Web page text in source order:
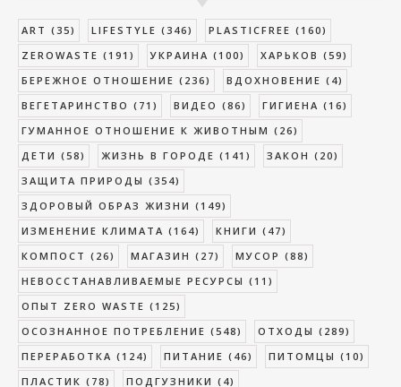
ART (35) LIFESTYLE (346) PLASTICFREE (160)
ZEROWASTE (191) УКРАИНА (100) ХАРЬКОВ (59)
БЕРЕЖНОЕ ОТНОШЕНИЕ (236) ВДОХНОВЕНИЕ (4)
ВЕГЕТАРИНСТВО (71) ВИДЕО (86) ГИГИЕНА (16)
ГУМАННОЕ ОТНОШЕНИЕ К ЖИВОТНЫМ (26)
ДЕТИ (58) ЖИЗНЬ В ГОРОДЕ (141) ЗАКОН (20)
ЗАЩИТА ПРИРОДЫ (354)
ЗДОРОВЫЙ ОБРАЗ ЖИЗНИ (149)
ИЗМЕНЕНИЕ КЛИМАТА (164) КНИГИ (47)
КОМПОСТ (26) МАГАЗИН (27) МУСОР (88)
НЕВОССТАНАВЛИВАЕМЫЕ РЕСУРСЫ (11)
ОПЫТ ZERO WASTE (125)
ОСОЗНАННОЕ ПОТРЕБЛЕНИЕ (548) ОТХОДЫ (289)
ПЕРЕРАБОТКА (124) ПИТАНИЕ (46) ПИТОМЦЫ (10)
ПЛАСТИК (78) ПОДГУЗНИКИ (4)